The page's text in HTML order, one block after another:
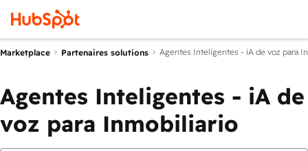
Marketplace Partenaires solutions Agentes Inteligentes - iA de voz para
Agentes Inteligentes - iA de
voz para Inmobiliario